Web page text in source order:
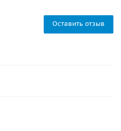
Оставить отзыв